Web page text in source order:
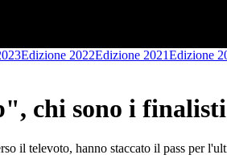
Edizione 2022Edizione 2021Edizione
chi sono i finalisti
il televoto, hanno staccato il pass per